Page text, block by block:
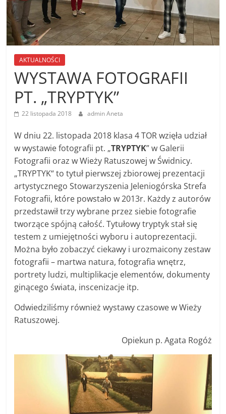
AKTUALNOŚCI
WYSTAWA FOTOGRAFII
PT. „TRYPTYK”
22 listopada 2018 admin Aneta
W dniu 22. listopada 2018 klasa 4 TOR wzięła udział
w wystawie fotografii pt. „TRYPTYK” w Galerii
Fotografii oraz w Wieży Ratuszowej w Świdnicy.
„TRYPTYK“ to tytuł pierwszej zbiorowej prezentacji
artystycznego Stowarzyszenia Jeleniogórska Strefa
Fotografii, które powstało w 2013r. Każdy z autorów
przedstawił trzy wybrane przez siebie fotografie
tworzące spójną całość. Tytułowy tryptyk stał się
testem z umiejętności wyboru i autoprezentacji.
Można było zobaczyć ciekawy i urozmaicony zestaw
fotografii – martwa natura, fotografia wnętrz,
portrety ludzi, multiplikacje elementów, dokumenty
ginącego świata, inscenizacje itp.
Odwiedziliśmy również wystawy czasowe w Wieży
Ratuszowej.
Opiekun p. Agata Rogóż